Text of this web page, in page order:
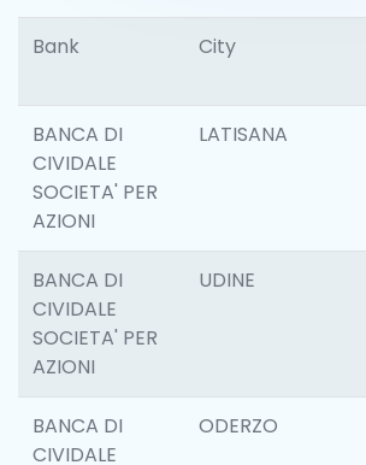
Bank City
BANCA DI
CIVIDALE
SOCIETA' PER
AZIONI
LATISANA
BANCA DI
CIVIDALE
SOCIETA' PER
AZIONI
UDINE
BANCA DI
CIVIDALE
ODERZO